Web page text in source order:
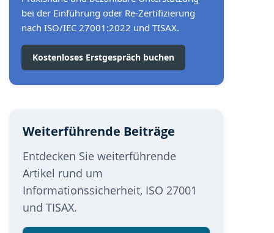
bei der Einführung oder Re-Zertifizierung
nach ISO/IEC 27001:2022 und TISAX.
Kostenloses Erstgespräch buchen
Weiterführende Beiträge
Entdecken Sie weiterführende
Artikel rund um
Informationssicherheit, ISO 27001
und TISAX.